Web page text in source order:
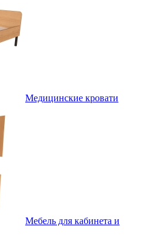
Медицинские кровати
Мебель для кабинета и